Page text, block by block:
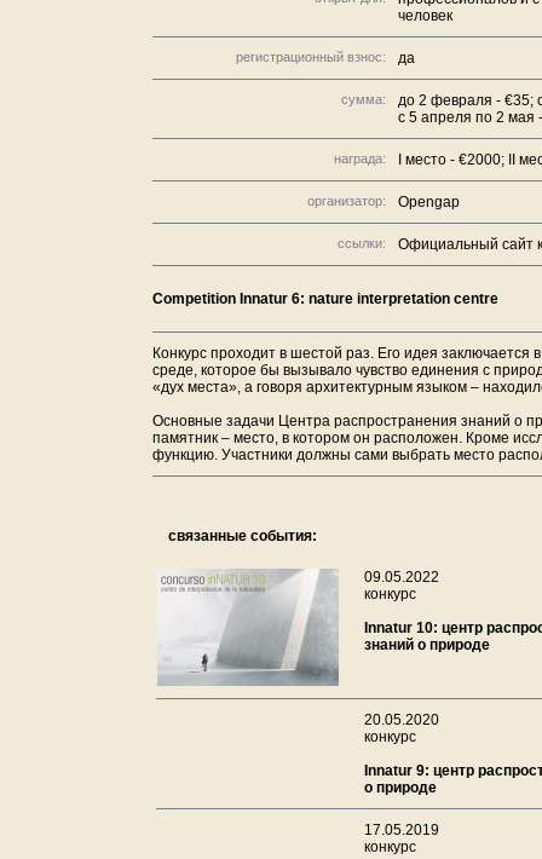
человек
регистрационный взнос: да
сумма:
до 2 февраля - €35;
с 5 апреля по 2 мая
награда: I место - €2000; II
организатор: Opengap
ссылки: Официальный сайт
Competition Innatur 6: nature interpretation centre
Конкурс проходит в шестой раз. Его идея
среде, которое бы вызывало чувство единения с
«дух места», а говоря архитектурным языком –
Основные задачи Центра распространения знаний о
памятник – место, в котором он расположен. Кроме
функцию. Участники должны сами выбрать место
связанные события:
09.05.2022
конкурс
Innatur 10: центр
знаний о природе
20.05.2020
конкурс
Innatur 9: центр
о природе
17.05.2019
конкурс